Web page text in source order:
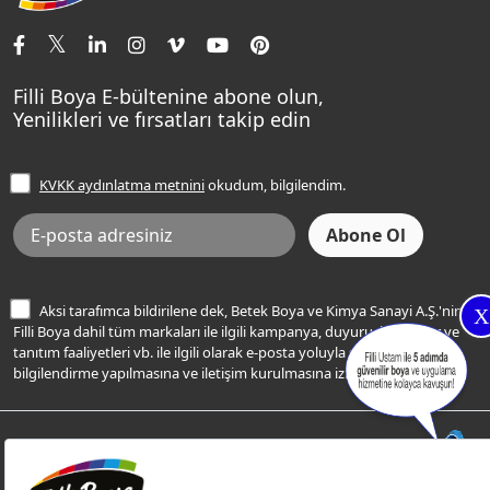
X
Tavan Boyaları
Ev Bakım ve Hobi Boyaları
Yatak Odası Renkleri
Sentomaxx Sentetik Boya
Sentomaxx İpeksi Mat
Momento Life
Şampanya Rengi
Açık Mavi Rengi
Frezya Rengi
İletişim Bilgilerimiz
Renk Danışma
Filli Ustam
Sıkça Sorulan Sorular
Ücretsiz Yalıtım Keşif Hizmeti
Bilgi Toplumu Hizmetleri
İnternet Sitesi Kullanım Koşulları
KVKK Talep Formu
KVKK Aydınlatma Metni
Filli Boya E-bültenine abone olun,
Yenilikleri ve fırsatları takip edin
KVKK aydınlatma metniniokudum, bilgilendim.
Aksi tarafımca bildirilene dek, Betek Boya ve Kimya Sanayi A.Ş.'nin
Filli Boya dahil tüm markaları ile ilgili kampanya, duyuru, hizmetler ve
tanıtım faaliyetleri vb. ile ilgili olarak e-posta yoluyla şahsıma
bilgilendirme yapılmasına ve iletişim kurulmasına izin veriyorum.